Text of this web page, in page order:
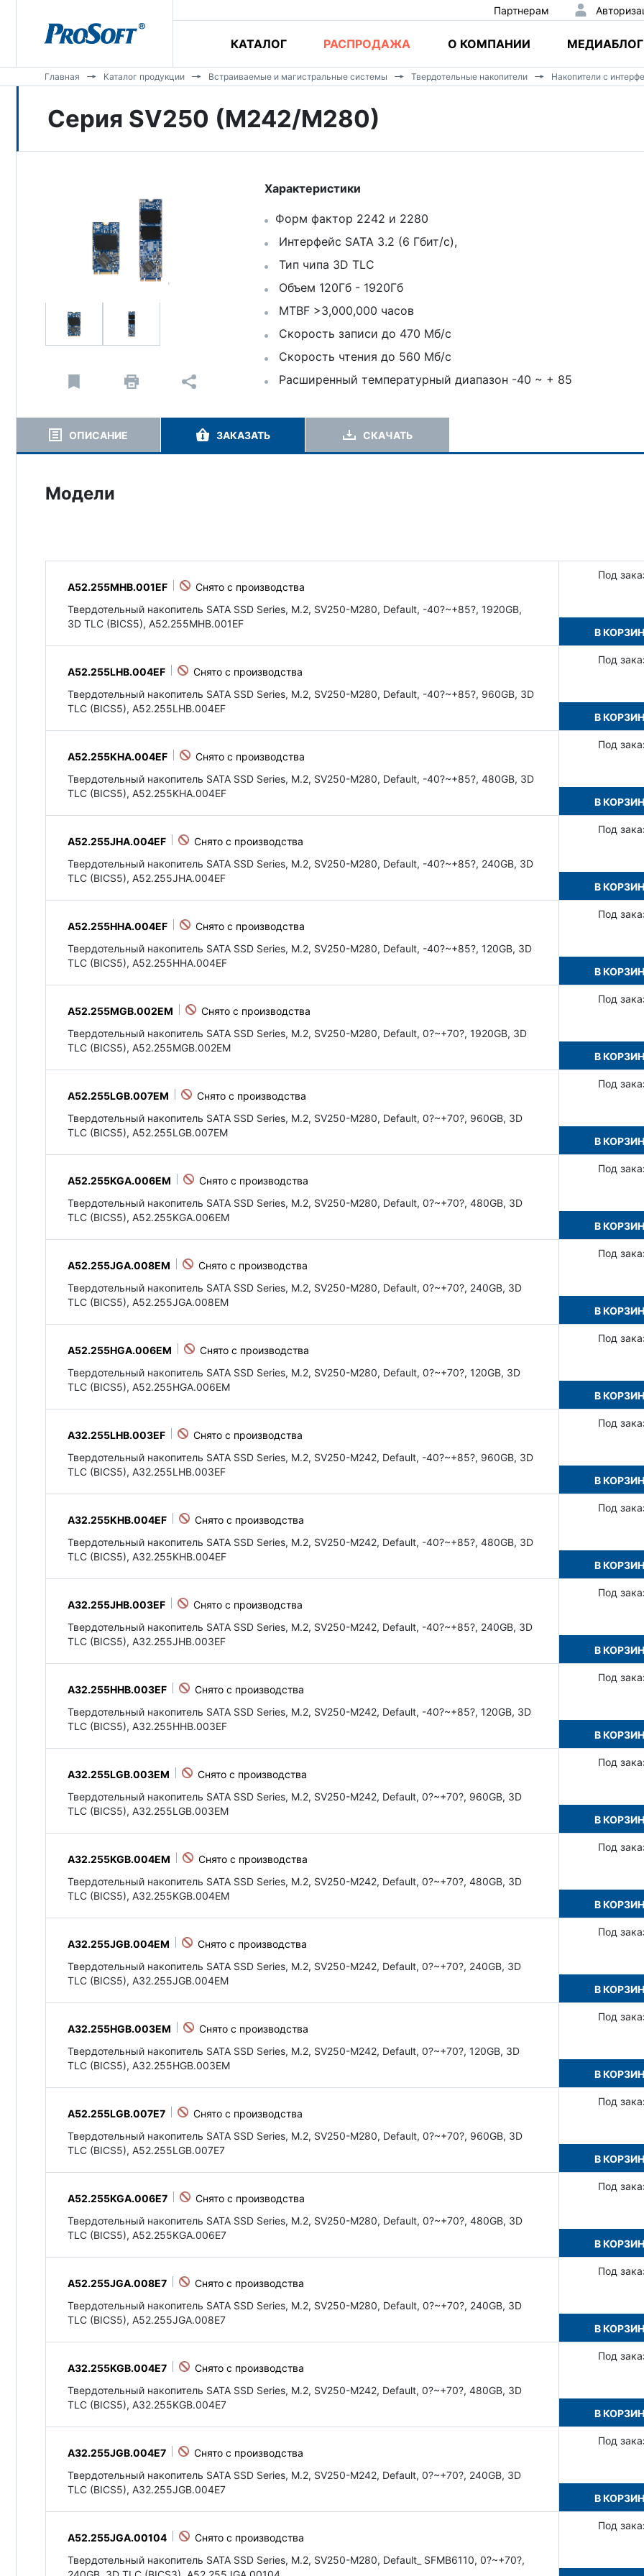
Партнерам
КАТАЛОГ РАСПРОДАЖА О КОМПАНИИ МЕДИАБЛОГ
Главная Каталог продукции Встраиваемые и магистральные системы Твердотельные накопители Накопители с
Серия SV250 (M242/M280)
Характеристики
Форм фактор 2242 и 2280
Интерфейс SATA 3.2 (6 Гбит/с),
Тип чипа 3D TLC
Объем 120Гб - 1920Гб
MTBF >3,000,000 часов
Скорость записи до 470 Мб/с
Скорость чтения до 560 Мб/с
Расширенный температурный диапазон -40 ~ + 85
ОПИСАНИЕ ЗАКАЗАТЬ СКАЧАТЬ
Модели
A52.255MHB.001EF
Твердотельный накопитель SATA SSD Series, M.2, SV250-M280, Default, -40?~+85?, 1920GB,
3D TLC (BICS5), A52.255MHB.001EF
Под
В
A52.255LHB.004EF
Твердотельный накопитель SATA SSD Series, M.2, SV250-M280, Default, -40?~+85?, 960GB, 3D
TLC (BICS5), A52.255LHB.004EF
Под
В
A52.255KHA.004EF
Твердотельный накопитель SATA SSD Series, M.2, SV250-M280, Default, -40?~+85?, 480GB, 3D
TLC (BICS5), A52.255KHA.004EF
Под
В
A52.255JHA.004EF
Твердотельный накопитель SATA SSD Series, M.2, SV250-M280, Default, -40?~+85?, 240GB, 3D
TLC (BICS5), A52.255JHA.004EF
Под
В
A52.255HHA.004EF
Твердотельный накопитель SATA SSD Series, M.2, SV250-M280, Default, -40?~+85?, 120GB, 3D
TLC (BICS5), A52.255HHA.004EF
Под
В
A52.255MGB.002EM
Твердотельный накопитель SATA SSD Series, M.2, SV250-M280, Default, 0?~+70?, 1920GB, 3D
TLC (BICS5), A52.255MGB.002EM
Под
В
A52.255LGB.007EM
Твердотельный накопитель SATA SSD Series, M.2, SV250-M280, Default, 0?~+70?, 960GB, 3D
TLC (BICS5), A52.255LGB.007EM
Под
В
A52.255KGA.006EM
Твердотельный накопитель SATA SSD Series, M.2, SV250-M280, Default, 0?~+70?, 480GB, 3D
TLC (BICS5), A52.255KGA.006EM
Под
В
A52.255JGA.008EM
Твердотельный накопитель SATA SSD Series, M.2, SV250-M280, Default, 0?~+70?, 240GB, 3D
TLC (BICS5), A52.255JGA.008EM
Под
В
A52.255HGA.006EM
Твердотельный накопитель SATA SSD Series, M.2, SV250-M280, Default, 0?~+70?, 120GB, 3D
TLC (BICS5), A52.255HGA.006EM
Под
В
A32.255LHB.003EF
Твердотельный накопитель SATA SSD Series, M.2, SV250-M242, Default, -40?~+85?, 960GB, 3D
TLC (BICS5), A32.255LHB.003EF
Под
В
A32.255KHB.004EF
Твердотельный накопитель SATA SSD Series, M.2, SV250-M242, Default, -40?~+85?, 480GB, 3D
TLC (BICS5), A32.255KHB.004EF
Под
В
A32.255JHB.003EF
Твердотельный накопитель SATA SSD Series, M.2, SV250-M242, Default, -40?~+85?, 240GB, 3D
TLC (BICS5), A32.255JHB.003EF
Под
В
A32.255HHB.003EF
Твердотельный накопитель SATA SSD Series, M.2, SV250-M242, Default, -40?~+85?, 120GB, 3D
TLC (BICS5), A32.255HHB.003EF
Под
В
A32.255LGB.003EM
Твердотельный накопитель SATA SSD Series, M.2, SV250-M242, Default, 0?~+70?, 960GB, 3D
TLC (BICS5), A32.255LGB.003EM
Под
В
A32.255KGB.004EM
Твердотельный накопитель SATA SSD Series, M.2, SV250-M242, Default, 0?~+70?, 480GB, 3D
TLC (BICS5), A32.255KGB.004EM
Под
В
A32.255JGB.004EM
Твердотельный накопитель SATA SSD Series, M.2, SV250-M242, Default, 0?~+70?, 240GB, 3D
TLC (BICS5), A32.255JGB.004EM
Под
В
A32.255HGB.003EM
Твердотельный накопитель SATA SSD Series, M.2, SV250-M242, Default, 0?~+70?, 120GB, 3D
TLC (BICS5), A32.255HGB.003EM
Под
В
A52.255LGB.007E7
Твердотельный накопитель SATA SSD Series, M.2, SV250-M280, Default, 0?~+70?, 960GB, 3D
TLC (BICS5), A52.255LGB.007E7
Под
В
A52.255KGA.006E7
Твердотельный накопитель SATA SSD Series, M.2, SV250-M280, Default, 0?~+70?, 480GB, 3D
TLC (BICS5), A52.255KGA.006E7
Под
В
A52.255JGA.008E7
Твердотельный накопитель SATA SSD Series, M.2, SV250-M280, Default, 0?~+70?, 240GB, 3D
TLC (BICS5), A52.255JGA.008E7
Под
В
A32.255KGB.004E7
Твердотельный накопитель SATA SSD Series, M.2, SV250-M242, Default, 0?~+70?, 480GB, 3D
TLC (BICS5), A32.255KGB.004E7
Под
В
A32.255JGB.004E7
Твердотельный накопитель SATA SSD Series, M.2, SV250-M242, Default, 0?~+70?, 240GB, 3D
TLC (BICS5), A32.255JGB.004E7
Под
В
A52.255JGA.00104
Твердотельный накопитель SATA SSD Series, M.2, SV250-M280, Default_ SFMB6110, 0?~+70?,
Под